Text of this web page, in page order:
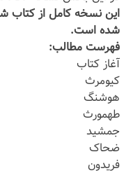
این نسخه کامل از کتاب
شده است.
فهرست مطالب:
آغاز کتاب
کیومرث
هوشنگ
طهمورث
جمشید
ضحاک
فریدون